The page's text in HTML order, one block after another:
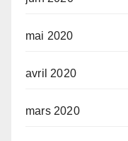
mai 2020
avril 2020
mars 2020